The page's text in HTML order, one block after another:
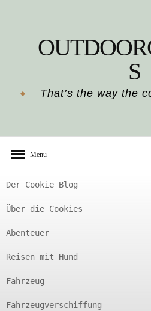
S
That’s the way the
Menu
Der Cookie Blog
Über die Cookies
Abenteuer
Reisen mit Hund
Fahrzeug
Fahrzeugverschiffung